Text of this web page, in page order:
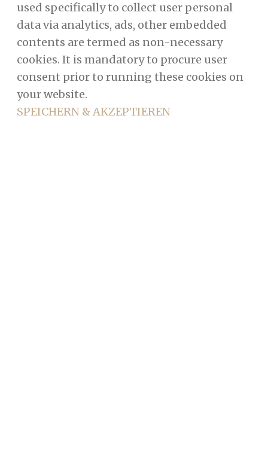
used specifically to collect user personal
data via analytics, ads, other embedded
contents are termed as non-necessary
cookies. It is mandatory to procure user
consent prior to running these cookies on
your website.
SPEICHERN & AKZEPTIEREN